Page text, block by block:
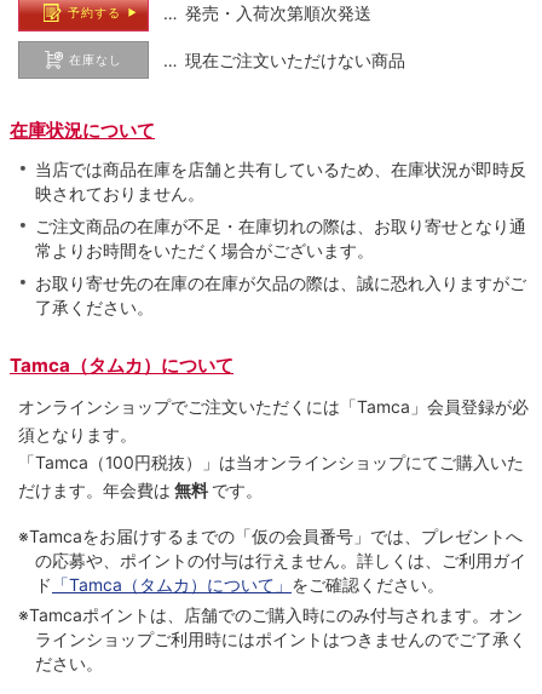
予約する … 発売・入荷次第順次発送
在庫なし … 現在ご注文いただけない商品
在庫状況について
当店では商品在庫を店舗と共有しているため、在庫状況が即時反
映されておりません。
ご注文商品の在庫が不足・在庫切れの際は、お取り寄せとなり通
常よりお時間をいただく場合がございます。
お取り寄せ先の在庫の在庫が欠品の際は、誠に恐れ入りますがご
了承ください。
Tamca（タムカ）について
オンラインショップでご注⽂いただくには「Tamca」会員登録が必
須となります。
「Tamca （100円税抜）
」は当オンラインショップにてご購⼊いた
だけます。 年会費は 無料 です。
※Tamcaをお届けするまでの「仮の会員番号」では、プレゼントへ
の応募や、ポイントの付与は⾏えません。詳しくは、ご利⽤ガイ
ド 「Tamca（タムカ）について」 をご確認ください。
※Tamcaポイントは、店舗でのご購⼊時にのみ付与されます。オン
ラインショップご利用時にはポイントはつきませんのでご了承く
ださい。